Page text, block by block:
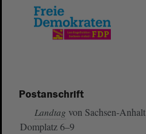
Postanschrift
Landtag von Sachsen-Anhalt
Domplatz 6–9